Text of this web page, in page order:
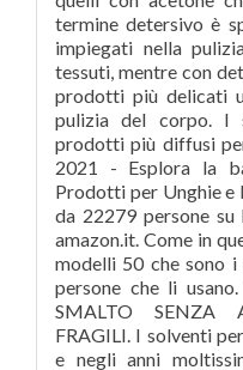
termine detersivo è
impiegati nella
tessuti, mentre con
prodotti più delicati
pulizia del corpo. I
prodotti più diffusi
2021 - Esplora la
Prodotti per Unghie e
da 22279 persone su
amazon.it. Come in
modelli 50 che sono
persone che li usano.
SMALTO SENZA
FRAGILI. I solventi
e negli anni